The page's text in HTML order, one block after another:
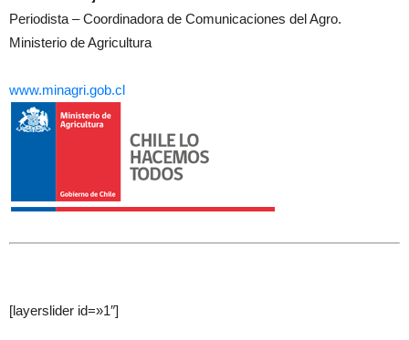
Periodista – Coordinadora de Comunicaciones del Agro.
Ministerio de Agricultura
www.minagri.gob.cl
[layerslider id=»1″]